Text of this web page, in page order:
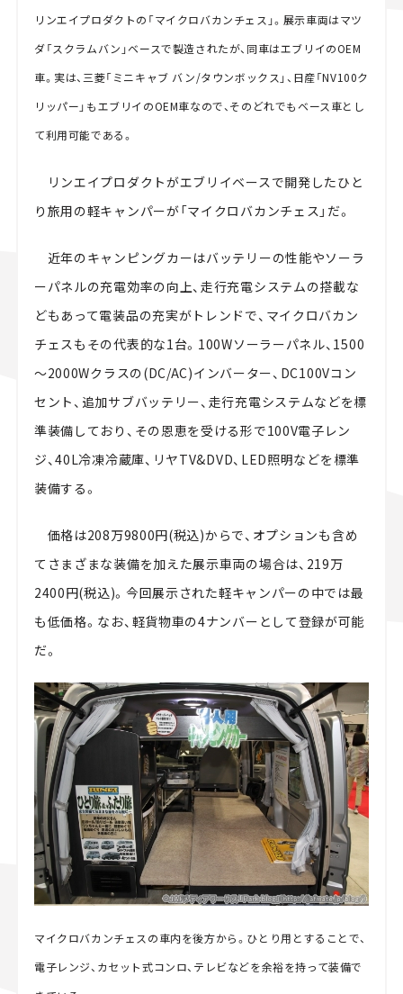
リンエイプロダクトの「マイクロバカンチェス」。展示車両はマツ
ダ「スクラムバン」ベースで製造されたが、同車はエブリイのOEM
車。実は、三菱「ミニキャブ バン/タウンボックス」、日産「NV100ク
リッパー」もエブリイのOEM車なので、そのどれでもベース車とし
て利用可能である。
リンエイプロダクトがエブリイベースで開発したひと
り旅用の軽キャンパーが「マイクロバカンチェス」だ。
近年のキャンピングカーはバッテリーの性能やソーラ
ーパネルの充電効率の向上、走行充電システムの搭載な
どもあって電装品の充実がトレンドで、マイクロバカン
チェスもその代表的な1台。100Wソーラーパネル、1500
～2000Wクラスの(DC/AC)インバーター、DC100Vコン
セント、追加サブバッテリー、走行充電システムなどを標
準装備しており、その恩恵を受ける形で100V電子レン
ジ、40L冷凍冷蔵庫、リヤTV&DVD、LED照明などを標準
装備する。
価格は208万9800円(税込)からで、オプションも含め
てさまざまな装備を加えた展示車両の場合は、219万
2400円(税込)。今回展示された軽キャンパーの中では最
も低価格。なお、軽貨物車の4ナンバーとして登録が可能
だ。
マイクロバカンチェスの車内を後方から。ひとり用とすることで、
電子レンジ、カセット式コンロ、テレビなどを余裕を持って装備で